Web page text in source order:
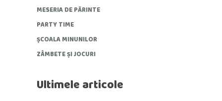
MESERIA DE PĂRINTE
PARTY TIME
ȘCOALA MINUNILOR
ZÂMBETE ȘI JOCURI
Ultimele articole